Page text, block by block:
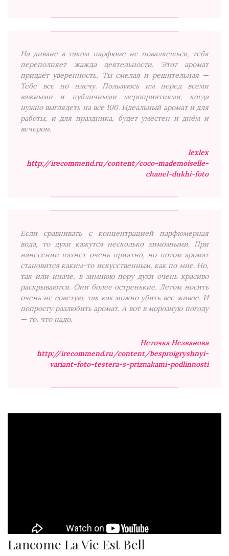
На диване в таком парфюме не поваляешься, тебя
переполняет жажда деятельности. Этот аромат
придаёт уверенность, Ты смелая и решительная —
Тебе все по плечу. Пользуюсь им перед всеми
важными и публичными мероприятиями, когда
нужно выглядеть на все 100. Идеальный аромат и для
работы, и для праздника, будет уместен и днём и
вечером.
lexlex
http://irecommend.ru/content/coco-mademoiselle-
chanel-dukhi-foto
Если сравнивать с концентрацией парфюмерная
вода, то духи кажутся несколько химозными. При
нанесении пахнет очень приятно, но потом аромат
становится каким-то искусственным, как по мне. Но,
так или иначе, в зимнюю пору духи очень красиво
раскрываются. Они более остренькие. Летом носить
очень не советую, так как можно убить все живое. И
попросту разлюбить аромат. А вот в морозную погоду
— то, что надо.
Неточка Незванова
http://irecommend.ru/content/besproigryshnyi-
variant-foto-testera-s-priznakami-podlinnosti
Lancome La Vie Est Bell